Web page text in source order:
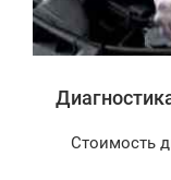
Стоимость